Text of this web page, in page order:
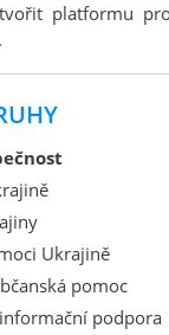
platformu pro
Ukrajině
pomoc
podpora